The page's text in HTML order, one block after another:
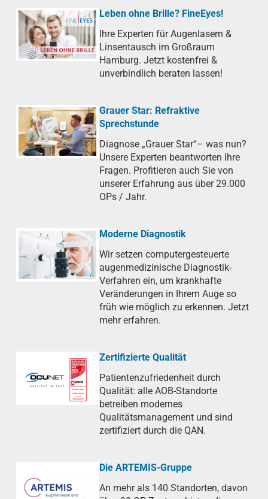
Leben ohne Brille? FineEyes!
Ihre Experten für Augenlasern &
Linsentausch im Großraum
Hamburg. Jetzt kostenfrei &
unverbindlich beraten lassen!
Grauer Star: Refraktive
Sprechstunde
Diagnose „Grauer Star“– was nun?
Unsere Experten beantworten Ihre
Fragen. Profitieren auch Sie von
unserer Erfahrung aus über 29.000
OPs / Jahr.
Moderne Diagnostik
Wir setzen computergesteuerte
augenmedizinische Diagnostik-
Verfahren ein, um krankhafte
Veränderungen in Ihrem Auge so
früh wie möglich zu erkennen. Jetzt
mehr erfahren.
Zertifizierte Qualität
Patientenzufriedenheit durch
Qualität: alle AOB-Standorte
betreiben modernes
Qualitätsmanagement und sind
zertifiziert durch die QAN.
Die ARTEMIS-Gruppe
An mehr als 140 Standorten, davon